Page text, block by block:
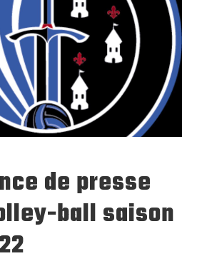
de presse
ball saison